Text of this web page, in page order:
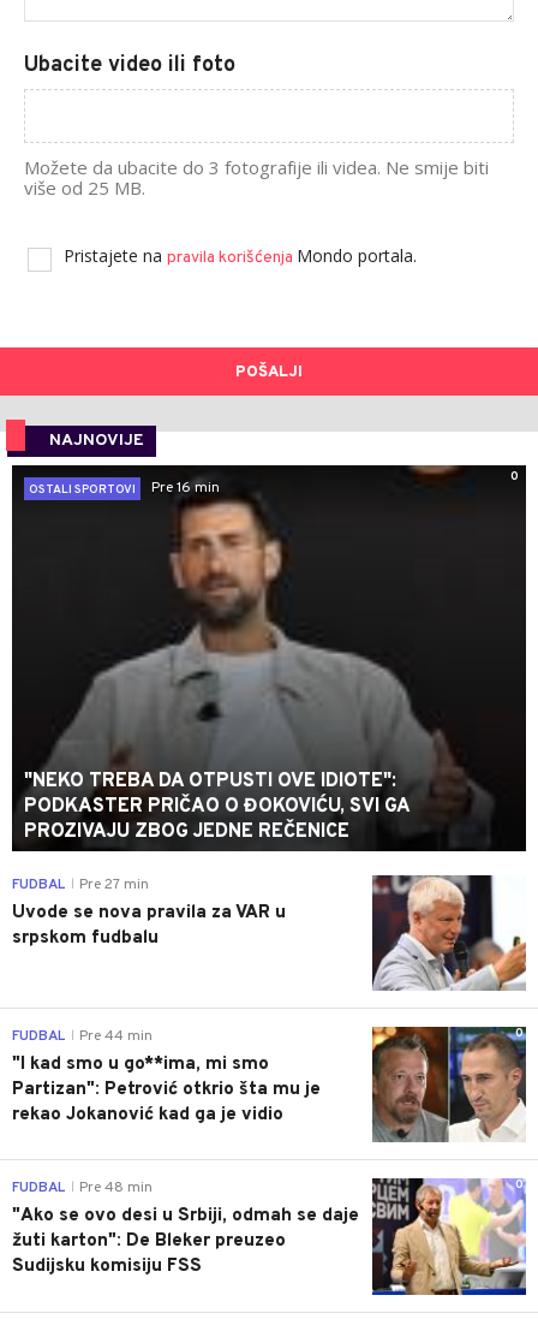
Ubacite video ili foto
Možete da ubacite do 3 fotografije ili videa. Ne smije biti
više od 25 MB.
Pristajete na pravila korišćenja Mondo portala.
POŠALJI
NAJNOVIJE
0
OSTALI SPORTOVI
Pre 16 min
"NEKO TREBA DA OTPUSTI OVE IDIOTE":
PODKASTER PRIČAO O ĐOKOVIĆU, SVI GA
PROZIVAJU ZBOG JEDNE REČENICE
FUDBAL Pre 27 min
Uvode se nova pravila za VAR u
srpskom fudbalu
0
FUDBAL Pre 44 min
"I kad smo u go**ima, mi smo
Partizan": Petrović otkrio šta mu je
rekao Jokanović kad ga je vidio
0
FUDBAL Pre 48 min
"Ako se ovo desi u Srbiji, odmah se daje
žuti karton": De Bleker preuzeo
Sudijsku komisiju FSS